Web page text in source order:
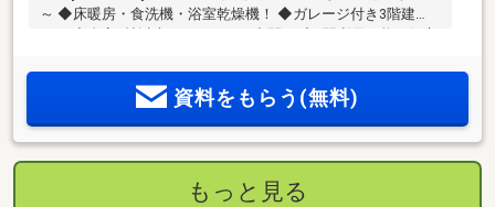
～ ◆床暖房・食洗機・浴室乾燥機！ ◆ガレージ付き3階建
資料をもらう(無料)
もっと見る